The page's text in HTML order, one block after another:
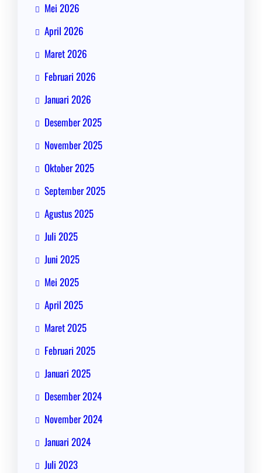
Mei 2026
April 2026
Maret 2026
Februari 2026
Januari 2026
Desember 2025
November 2025
Oktober 2025
September 2025
Agustus 2025
Juli 2025
Juni 2025
Mei 2025
April 2025
Maret 2025
Februari 2025
Januari 2025
Desember 2024
November 2024
Januari 2024
Juli 2023